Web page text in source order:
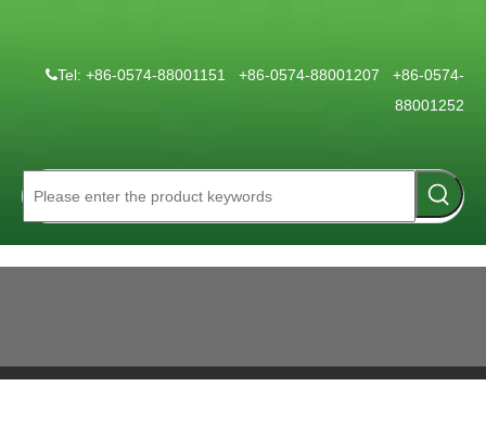
Tel: +86-0574-88001151 +86-0574-88001207 +86-0574-
88001252